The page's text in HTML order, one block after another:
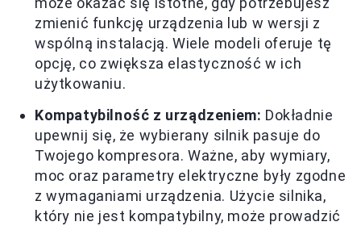
zmienić funkcję urządzenia lub w wersji z
wspólną instalacją. Wiele modeli oferuje tę
opcję, co zwiększa elastyczność w ich
użytkowaniu.
Kompatybilność z urządzeniem: Dokładnie
upewnij się, że wybierany silnik pasuje do
Twojego kompresora. Ważne, aby wymiary,
moc oraz parametry elektryczne były zgodne
z wymaganiami urządzenia. Użycie silnika,
który nie jest kompatybilny, może prowadzić